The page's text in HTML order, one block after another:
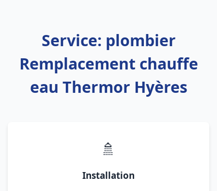
Service: plombier
Remplacement chauffe
eau Thermor Hyères
🚿
Installation